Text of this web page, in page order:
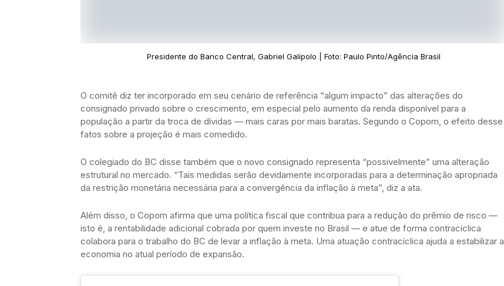
Presidente do Banco Central, Gabriel Galípolo | Foto: Paulo Pinto/Agência Brasil
O comitê diz ter incorporado em seu cenário de referência “algum impacto” das alterações do
consignado privado sobre o crescimento, em especial pelo aumento da renda disponível para a
população a partir da troca de dívidas — mais caras por mais baratas. Segundo o Copom, o efeito desse
fatos sobre a projeção é mais comedido.
O colegiado do BC disse também que o novo consignado representa “possivelmente” uma alteração
estrutural no mercado. “Tais medidas serão devidamente incorporadas para a determinação apropriada
da restrição monetária necessária para a convergência da inflação à meta”, diz a ata.
Além disso, o Copom afirma que uma política fiscal que contribua para a redução do prêmio de risco —
isto é, a rentabilidade adicional cobrada por quem investe no Brasil — e atue de forma contracíclica
colabora para o trabalho do BC de levar a inflação à meta. Uma atuação contracíclica ajuda a estabilizar a
economia no atual período de expansão.